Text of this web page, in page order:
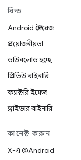
বিল্ড
Android স্টোরেজ
প্রয়োজনীয়তা
ডাউনলোড হচ্ছে
প্রিভিউ বাইনারি
ফ্যাক্টরি ইমেজ
ড্রাইভার বাইনারি
কানেক্ট করুন
X-এ @Android